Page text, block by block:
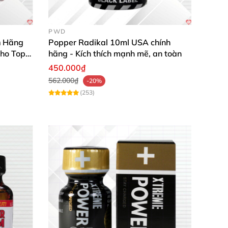
Hãng
Top
PWD
Popper Radikal 10ml USA chính
hãng - Kích thích mạnh mẽ, an toàn
450.000₫
562.000₫
-20%
(253)